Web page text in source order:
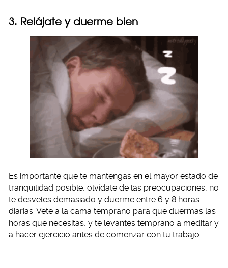
3. Relájate y duerme bien
Es importante que te mantengas en el mayor estado de
tranquilidad posible, olvídate de las preocupaciones, no
te desveles demasiado y duerme entre 6 y 8 horas
diarias. Vete a la cama temprano para que duermas las
horas que necesitas, y te levantes temprano a meditar y
a hacer ejercicio antes de comenzar con tu trabajo.